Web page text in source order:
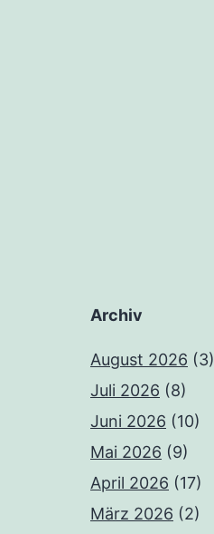
Archiv
August 2026 (3)
Juli 2026 (8)
Juni 2026 (10)
Mai 2026 (9)
April 2026 (17)
März 2026 (2)